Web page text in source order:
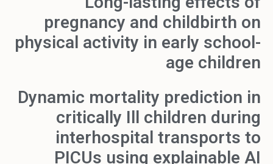
pregnancy and childbirth on
physical activity in early school-
age children
Dynamic mortality prediction in
critically Ill children during
interhospital transports to
PICUs using explainable AI